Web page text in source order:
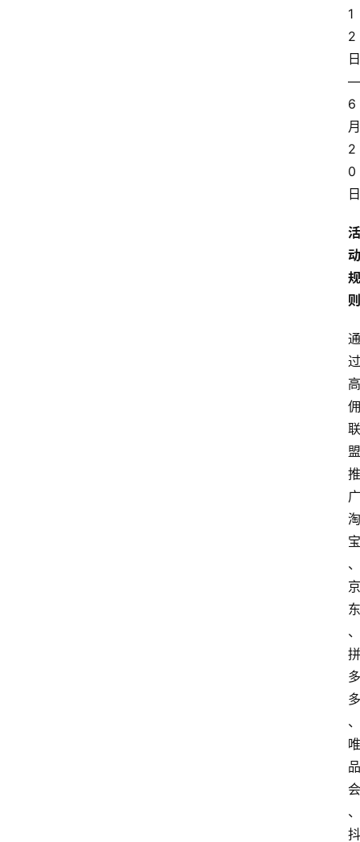
1
2
日
—
6
月
2
0
日
活
动
规
则
通
过
高
佣
联
盟
推
广
淘
宝
、
京
东
、
拼
多
多
、
唯
品
会
、
抖